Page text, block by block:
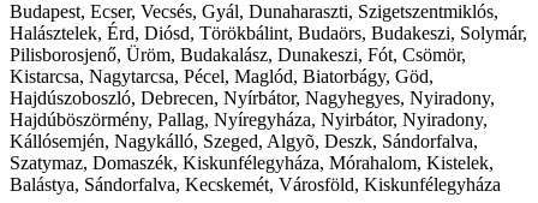
Budapest, Ecser, Vecsés, Gyál, Dunaharaszti, Szigetszentmiklós,
Halásztelek, Érd, Diósd, Törökbálint, Budaörs, Budakeszi, Solymár,
Pilisborosjenő, Üröm, Budakalász, Dunakeszi, Fót, Csömör,
Kistarcsa, Nagytarcsa, Pécel, Maglód, Biatorbágy, Göd,
Hajdúszoboszló, Debrecen, Nyírbátor, Nagyhegyes, Nyiradony,
Hajdúböszörmény, Pallag, Nyíregyháza, Nyirbátor, Nyiradony,
Kállósemjén, Nagykálló, Szeged, Algyõ, Deszk, Sándorfalva,
Szatymaz, Domaszék, Kiskunfélegyháza, Mórahalom, Kistelek,
Balástya, Sándorfalva, Kecskemét, Városföld, Kiskunfélegyháza